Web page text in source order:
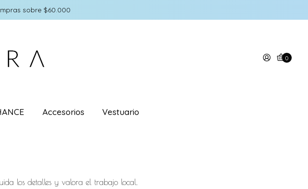
sobre $60.000
0
Accesorios Vestuario
los detalles y valora el trabajo local.